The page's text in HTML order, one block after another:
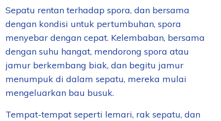
Sepatu rentan terhadap spora, dan bersama
dengan kondisi untuk pertumbuhan, spora
menyebar dengan cepat. Kelembaban, bersama
dengan suhu hangat, mendorong spora atau
jamur berkembang biak, dan begitu jamur
menumpuk di dalam sepatu, mereka mulai
mengeluarkan bau busuk.
Tempat-tempat seperti lemari, rak sepatu, dan